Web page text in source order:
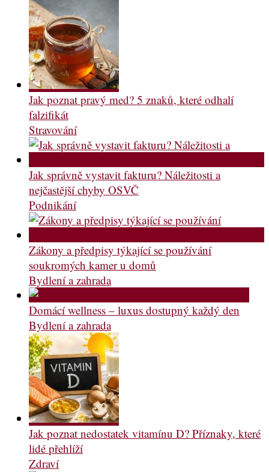
Jak poznat pravý med? 5 znaků, které odhalí
falzifikát
Stravování
Jak správně vystavit fakturu? Náležitosti a
nejčastější chyby OSVČ
Podnikání
Zákony a předpisy týkající se používání
soukromých kamer u domů
Bydlení a zahrada
Domácí wellness – luxus dostupný každý den
Bydlení a zahrada
Jak poznat nedostatek vitamínu D? Příznaky, které
lidé přehlíží
Zdraví